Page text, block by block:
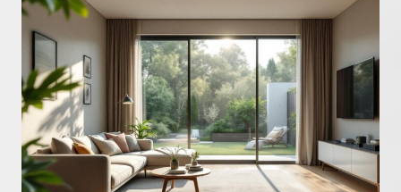
VITRE
CASSÉE
EN
SUISSE
LES
BONS
RÉFLEXES
AVANT
L’ARRIVÉE